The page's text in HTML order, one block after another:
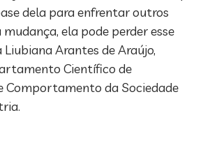
dela para enfrentar outros
ela pode perder esse
Liubiana Arantes de Araújo,
Científico de
Comportamento da Sociedade